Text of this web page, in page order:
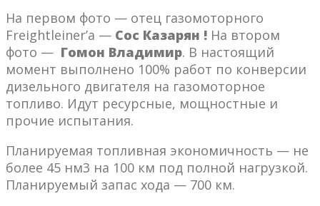
На первом фото — отец газомоторного
Freightleiner’a — Сос Казарян ! На втором
фото — Гомон Владимир. В настоящий
момент выполнено 100% работ по конверсии
дизельного двигателя на газомоторное
топливо. Идут ресурсные, мощностные и
прочие испытания.
Планируемая топливная экономичность — не
более 45 нм3 на 100 км под полной нагрузкой.
Планируемый запас хода — 700 км.